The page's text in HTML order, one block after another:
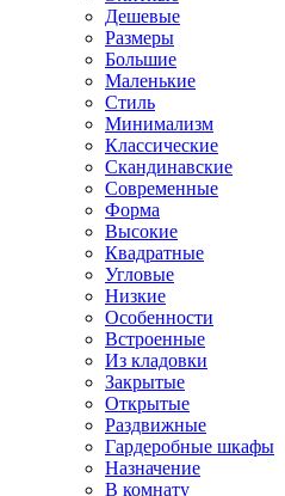
Дешевые
Размеры
Большие
Маленькие
Стиль
Минимализм
Классические
Скандинавские
Современные
Форма
Высокие
Квадратные
Угловые
Низкие
Особенности
Встроенные
Из кладовки
Закрытые
Открытые
Раздвижные
Гардеробные шкафы
Назначение
В комнату